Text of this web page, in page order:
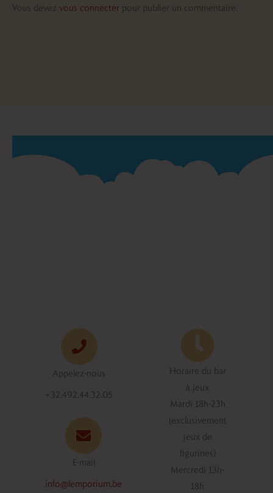
Vous devez vous connecter pour publier un commentaire.
Appelez-nous
+32.492.44.32.05
E-mail
info@lemporium.be
Horaire du bar
à jeux
Mardi 18h-23h
(exclusivement
jeux de
figurines)
Mercredi 13h-
18h